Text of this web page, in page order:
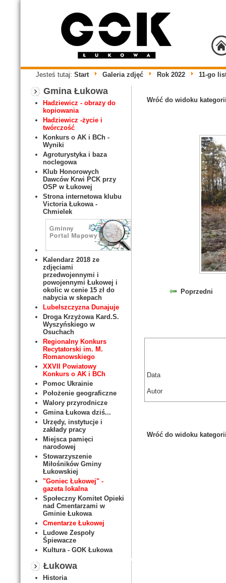
Jesteś tutaj: Start Galeria zdjęć Rok 2022 11-go
Gmina Łukowa
Hadziewicz - obrazy do
kopiowania
Hadziewicz -życie i
twórczość
Konkurs o AK i BCh -
Wyniki
Agroturystyka i baza
noclegowa
Klub Honorowych
Dawców Krwi PCK przy
OSP w Łukowej
Strona internetowa klubu
Victoria Łukowa -
Chmielek
Kalendarz 2018 ze
zdjęciami
przedwojennymi i
powojennymi Łukowej i
okolic w cenie 15 zł do
nabycia w skepach
Lubelszczyzna Dunajuje
Droga Krzyżowa Kard.S.
Wyszyńskiego w
Osuchach
Regionalny Konkurs
Recytatorski im. M.
Romanowskiego
XXVII Powiatowy
Konkurs o AK i BCh
Pomoc Ukrainie
Położenie geograficzne
Walory przyrodnicze
Gmina Łukowa dziś...
Urzędy, instytucje i
zakłady pracy
Miejsca pamięci
narodowej
Stowarzyszenie
Miłośników Gminy
Łukowskiej
"Goniec Łukowej" -
gazeta lokalna
Społeczny Komitet Opieki
nad Cmentarzami w
Gminie Łukowa
Cmentarze Łukowej
Ludowe Zespoły
Śpiewacze
Kultura - GOK Łukowa
Łukowa
Historia
Wróć do widoku
Poprzedni
Data
Autor
Wróć do widoku